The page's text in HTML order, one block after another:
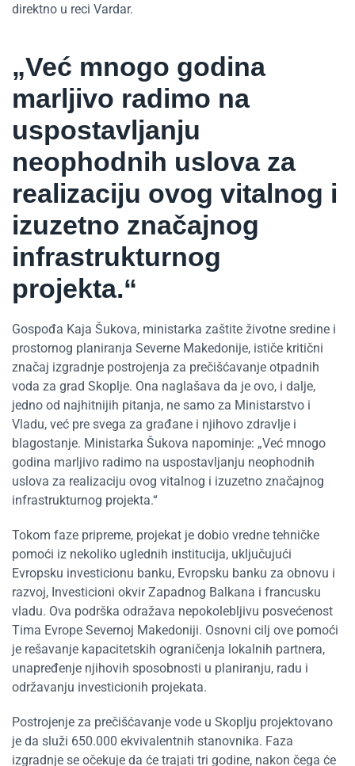
direktno u reci Vardar.
„Već mnogo godina
marljivo radimo na
uspostavljanju
neophodnih uslova za
realizaciju ovog vitalnog i
izuzetno značajnog
infrastrukturnog
projekta.“
Gospođa Kaja Šukova, ministarka zaštite životne sredine i
prostornog planiranja Severne Makedonije, ističe kritični
značaj izgradnje postrojenja za prečišćavanje otpadnih
voda za grad Skoplje. Ona naglašava da je ovo, i dalje,
jedno od najhitnijih pitanja, ne samo za Ministarstvo i
Vladu, već pre svega za građane i njihovo zdravlje i
blagostanje. Ministarka Šukova napominje: „Već mnogo
godina marljivo radimo na uspostavljanju neophodnih
uslova za realizaciju ovog vitalnog i izuzetno značajnog
infrastrukturnog projekta.“
Tokom faze pripreme, projekat je dobio vredne tehničke
pomoći iz nekoliko uglednih institucija, uključujući
Evropsku investicionu banku, Evropsku banku za obnovu i
razvoj, Investicioni okvir Zapadnog Balkana i francusku
vladu. Ova podrška odražava nepokolebljivu posvećenost
Tima Evrope Severnoj Makedoniji. Osnovni cilj ove pomoći
je rešavanje kapacitetskih ograničenja lokalnih partnera,
unapređenje njihovih sposobnosti u planiranju, radu i
održavanju investicionih projekata.
Postrojenje za prečišćavanje vode u Skoplju projektovano
je da služi 650.000 ekvivalentnih stanovnika. Faza
izgradnje se očekuje da će trajati tri godine, nakon čega će